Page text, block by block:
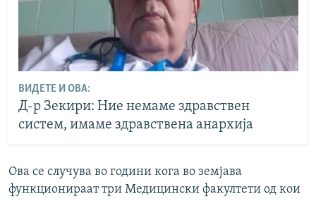
ВИДЕТЕ И ОВА:
Д-р Зекири: Ние немаме здравствен
систем, имаме здравствена анархија
Ова се случува во години кога во земјава
функционираат три Медицински факултети од кои